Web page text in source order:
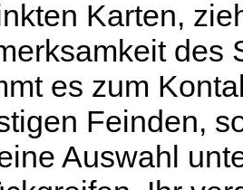
Karten,
des
es zum
Feinden,
Auswahl